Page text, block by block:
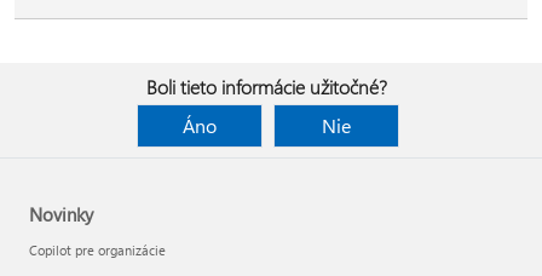
Boli tieto informácie užitočné?
Áno
Nie
Novinky
Copilot pre organizácie